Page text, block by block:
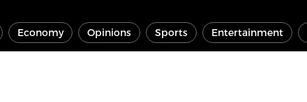
Economy Opinions Sports Entertainment